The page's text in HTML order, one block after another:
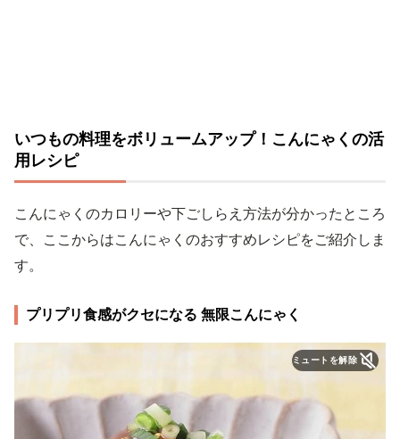
いつもの料理をボリュームアップ！こんにゃくの活
用レシピ
こんにゃくのカロリーや下ごしらえ方法が分かったところ
で、ここからはこんにゃくのおすすめレシピをご紹介しま
す。
プリプリ食感がクセになる 無限こんにゃく
ミュートを解除